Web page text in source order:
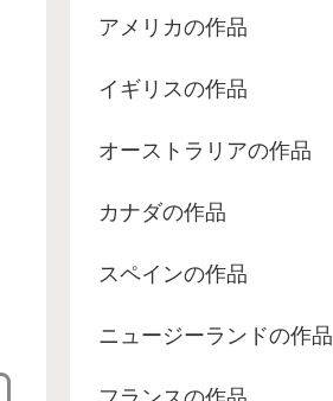
アメリカの作品
イギリスの作品
オーストラリアの作品
カナダの作品
スペインの作品
ニュージーランドの作品